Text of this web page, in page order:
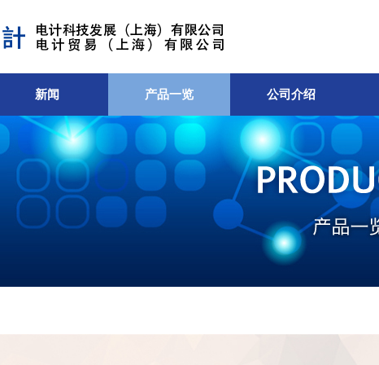
新闻 产品一览 公司介绍